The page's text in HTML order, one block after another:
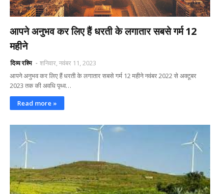
आपने अनुभव कर लिए हैं धरती के लगातार सबसे गर्म 12
महीने
दिव्य रश्मि
शनिवार, नवंबर 11, 2023
आपने अनुभव कर लिए हैं धरती के लगातार सबसे गर्म 12 महीने नवंबर 2022 से अक्टूबर
2023 तक की अवधि पृथ्व…
Read more »